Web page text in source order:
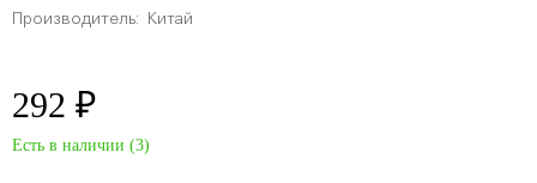
Производитель: Китай
292 ₽
Есть в наличии (3)